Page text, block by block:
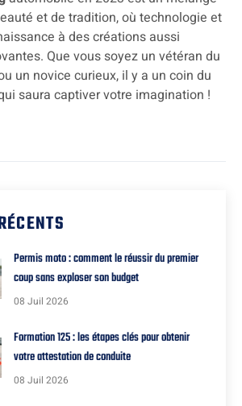
et de tradition, où technologie et
à des créations aussi
Que vous soyez un vétéran du
un novice curieux, il y a un coin du
saura captiver votre imagination !
Permis moto : comment le réussir du premier
coup sans exploser son budget
08 Juil 2026
Formation 125 : les étapes clés pour obtenir
votre attestation de conduite
08 Juil 2026